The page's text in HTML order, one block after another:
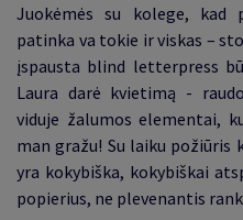
Juokėmės su kolege, kad
patinka va tokie ir viskas –
įspausta blind letterpress
Laura darė kvietimą -
viduje žalumos elementai,
man gražu! Su laiku požiūris
yra kokybiška, kokybiškai
popierius, ne plevenantis